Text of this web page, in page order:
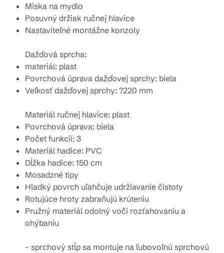
Miska na mydlo
Posuvný držiak ručnej hlavice
Nastaviteľné montážne konzoly
Dažďová sprcha:
materiál: plast
Povrchová úprava dažďovej sprchy: biela
Veľkosť dažďovej sprchy: ?220 mm
Materiál ručnej hlavice: plast
Povrchová úprava: biela
Počet funkcií: 3
Materiál hadice: PVC
Dĺžka hadice: 150 cm
Mosadzné tipy
Hladký povrch uľahčuje udržiavanie čistoty
Rotujúce hroty zabraňujú krúteniu
Pružný materiál odolný voči rozťahovaniu a
ohýbaniu
- sprchový stĺp sa montuje na ľubovoľnú sprchovú